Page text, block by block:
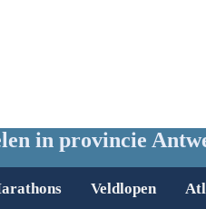
in provincie
Veldlopen